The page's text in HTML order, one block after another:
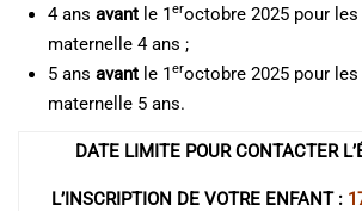
4 ans avant le 1eroctobre 2025 pour
maternelle 4 ans ;
5 ans avant le 1eroctobre 2025 pour
maternelle 5 ans.
DATE LIMITE POUR CONTACTER
L’INSCRIPTION DE VOTRE ENFANT :